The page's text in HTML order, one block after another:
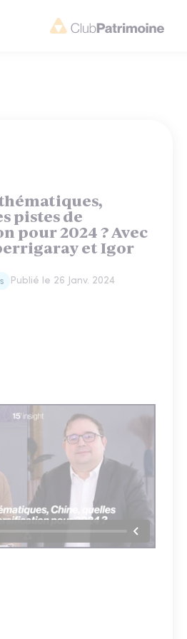
pistes de
pour 2024 ? Avec
et Igor
Publié le 26 Janv. 2024